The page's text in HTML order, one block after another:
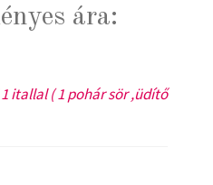
ára:
itallal ( 1 pohár sör ,üdítő